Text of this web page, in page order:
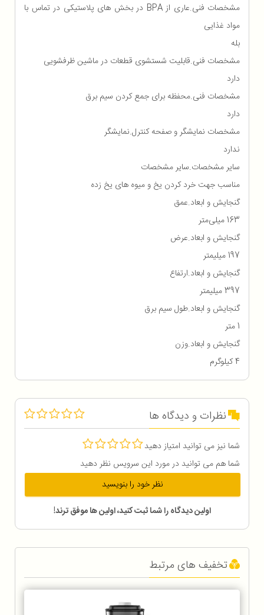
مشخصات فنی.عاری از BPA در بخش های پلاستیکی در تماس با
مواد غذایی
بله
مشخصات فنی.قابلیت شستشوی قطعات در ماشین ظرفشویی
دارد
مشخصات فنی.محفظه برای جمع كردن سیم برق
دارد
مشخصات نمایشگر و صفحه کنترل.نمایشگر
ندارد
سایر مشخصات.سایر مشخصات
مناسب جهت خرد کردن یخ و میوه های یخ زده
گنجایش و ابعاد.عمق
163 میلی‌متر
گنجایش و ابعاد.عرض
197 میلیمتر
گنجایش و ابعاد.ارتفاع
397 میلیمتر
گنجایش و ابعاد.طول سیم برق
1 متر
گنجایش و ابعاد.وزن
4 کیلوگرم
نظرات و دیدگاه ها
شما نیز می توانید امتیاز دهید
شما هم می توانید در مورد این سرویس نظر دهید
نظر خود را بنویسید
اولین دیدگاه را شما ثبت کنید، اولین ها موفق ترند!
تخفیف های مرتبط